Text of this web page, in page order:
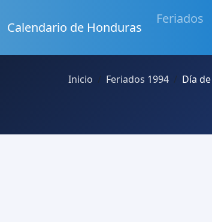
Calendario de Honduras
Feriados
Inicio Feriados 1994 Día